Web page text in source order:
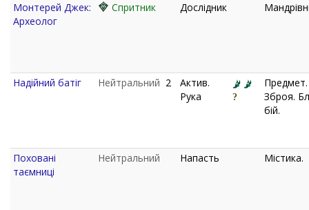
Монтерей Джек:
Археолог
Спритник Дослідник
Надійний батіг Нейтральний 2
Актив.
Рука
Предмет.
Зброя.
бій.
Поховані
таємниці
Нейтральний Напасть Містика.